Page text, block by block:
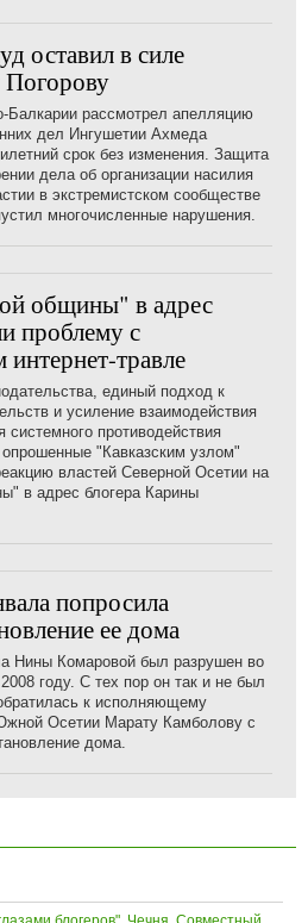
оставил в силе
Балкарии рассмотрел апелляцию
дел Ингушетии Ахмеда
срок без изменения. Защита
дела об организации насилия
в экстремистском сообществе
многочисленные нарушения.
общины" в адрес
проблему с
травле
единый подход к
и усиление взаимодействия
противодействия
опрошенные "Кавказским узлом"
властей Северной Осетии на
в адрес блогера Карины
попросила
ее дома
Нины Комаровой был разрушен во
году. С тех пор он так и не был
к исполняющему
Осетии Марату Камболову с
дома.